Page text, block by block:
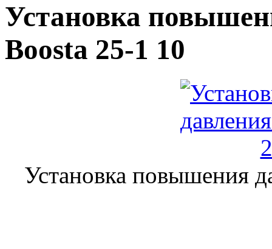
Установка
Boosta 25-1 10
Установка повышения